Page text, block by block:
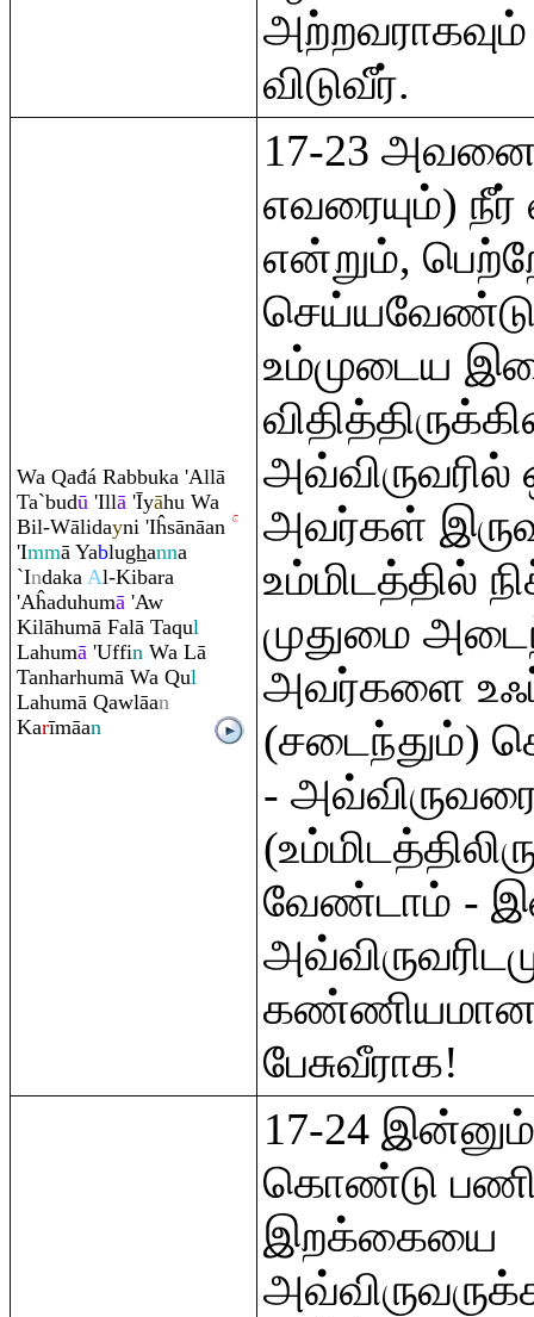
விடுவீர்.
Wa Qađá Rabbuka 'Allā
Ta`budū 'Illā 'Īyāhu Wa
Bil-Wālidayni 'Iĥsānāan
'Immā Yablughanna
`Indaka Al-Kibara
'Aĥaduhumā 'Aw
Kilāhumā Falā Taqul
Lahumā 'Uffin Wa Lā
Tanharhumā Wa Qul
Lahumā Qawlāan
Karīmāan
17-23
எவரையும்)
என்றும்,
உம்முடைய
அவர்கள்
உம்மிடத்தில்
முதுமை
அவர்களை
(சடைந்தும்)
-
வேண்டாம் -
கண்ணியமான
பேசுவீராக!
17-24
கொண்டு
இறக்கையை